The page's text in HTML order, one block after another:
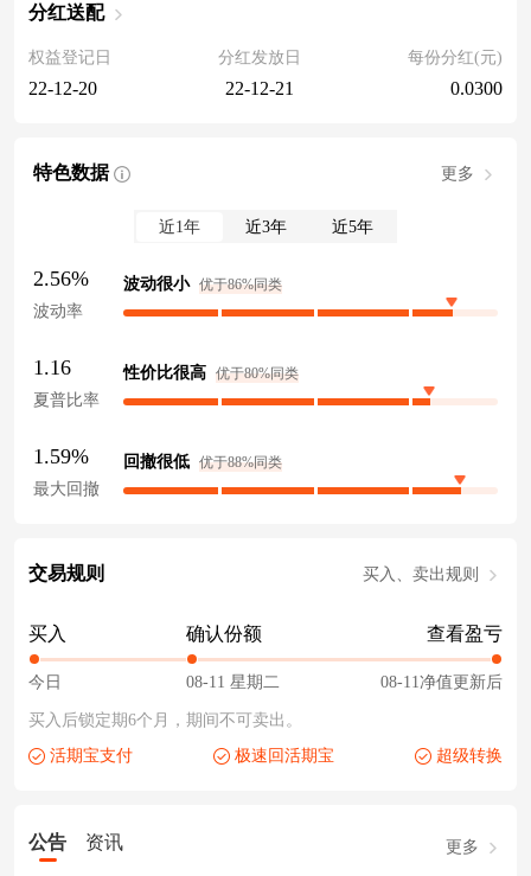
分红送配
权益登记日
22-12-20
分红发放日
22-12-21
每份分红(元)
0.0300
特色数据 更多
近1年 近3年 近5年
2.56%
波动率
波动很小 优于86%同类
1.16
夏普比率
性价比很高 优于80%同类
1.59%
最大回撤
回撤很低 优于88%同类
交易规则 买入、卖出规则
买入
今日
确认份额
08-11 星期二
查看盈亏
08-11净值更新后
买入后锁定期6个月，期间不可卖出。
活期宝支付
极速回活期宝 超级转换
公告 资讯 更多